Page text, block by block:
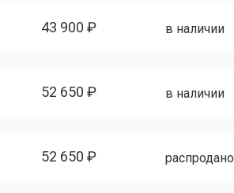
43 900 ₽ в наличии
52 650 ₽ в наличии
52 650 ₽ распродано